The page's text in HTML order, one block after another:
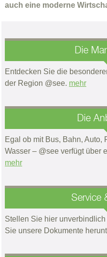
auch eine moderne
Die
Entdecken Sie die
der Region @see. mehr
Die
Egal ob mit Bus, Bahn, Auto,
Wasser – @see verfügt über
mehr
Service
Stellen Sie hier
Sie unsere Dokumente